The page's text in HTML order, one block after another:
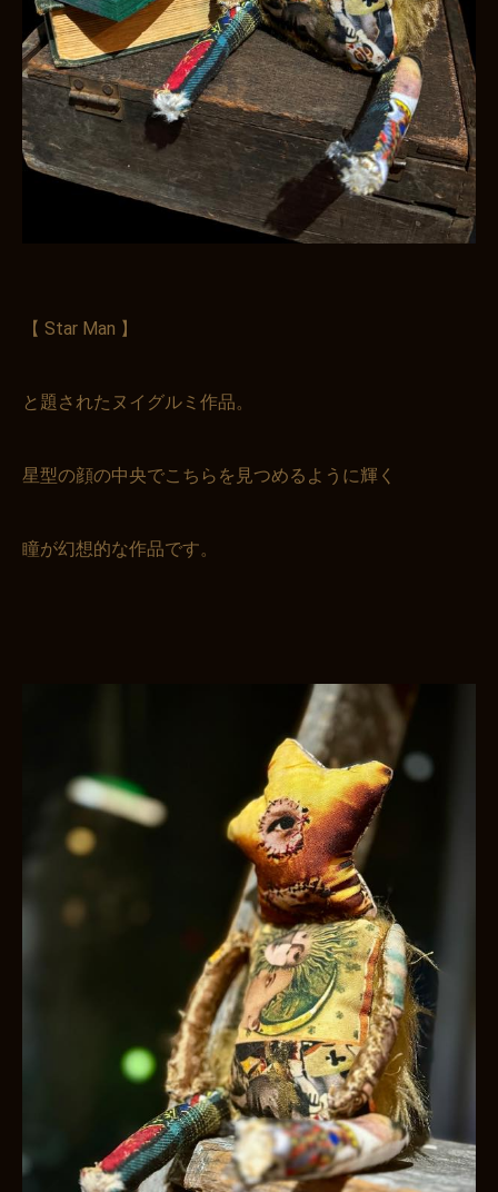
【 Star Man 】
と題されたヌイグルミ作品。
星型の顔の中央でこちらを見つめるように輝く
瞳が幻想的な作品です。